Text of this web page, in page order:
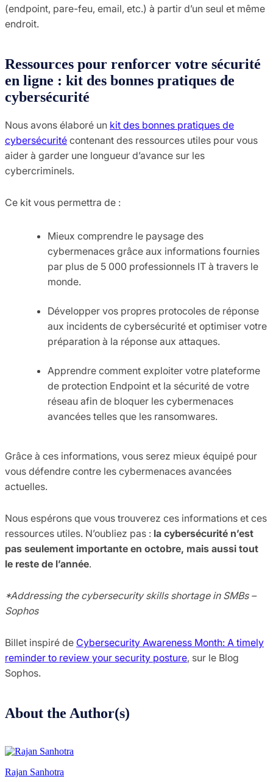
(endpoint, pare-feu, email, etc.) à partir d’un seul et même
endroit.
Ressources pour renforcer votre sécurité
en ligne : kit des bonnes pratiques de
cybersécurité
Nous avons élaboré un kit des bonnes pratiques de
cybersécurité contenant des ressources utiles pour vous
aider à garder une longueur d’avance sur les
cybercriminels.
Ce kit vous permettra de :
Mieux comprendre le paysage des
cybermenaces grâce aux informations fournies
par plus de 5 000 professionnels IT à travers le
monde.
Développer vos propres protocoles de réponse
aux incidents de cybersécurité et optimiser votre
préparation à la réponse aux attaques.
Apprendre comment exploiter votre plateforme
de protection Endpoint et la sécurité de votre
réseau afin de bloquer les cybermenaces
avancées telles que les ransomwares.
Grâce à ces informations, vous serez mieux équipé pour
vous défendre contre les cybermenaces avancées
actuelles.
Nous espérons que vous trouverez ces informations et ces
ressources utiles. N’oubliez pas : la cybersécurité n’est
pas seulement importante en octobre, mais aussi tout
le reste de l’année.
*Addressing the cybersecurity skills shortage in SMBs –
Sophos
Billet inspiré de Cybersecurity Awareness Month: A timely
reminder to review your security posture, sur le Blog
Sophos.
About the Author(s)
Rajan Sanhotra